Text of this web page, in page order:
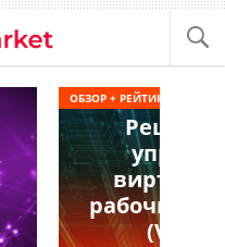
рабочими
(VDI)
ОБЗОР + РЕЙТИНГ